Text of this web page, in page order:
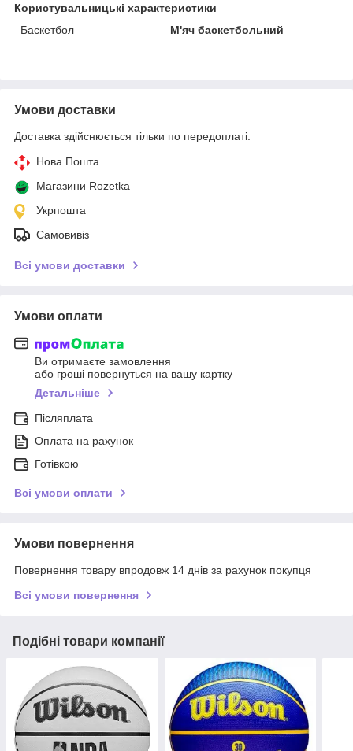
Користувальницькі характеристики
Баскетбол
М'яч баскетбольний
Умови доставки
Доставка здійснюється тільки по передоплаті.
Нова Пошта
Магазини Rozetka
Укрпошта
Самовивіз
Всі умови доставки
Умови оплати
Ви отримаєте замовлення
або гроші повернуться на вашу картку
Детальніше
Післяплата
Оплата на рахунок
Готівкою
Всі умови оплати
Умови повернення
Повернення товару впродовж 14 днів за рахунок покупця
Всі умови повернення
Подібні товари компанії